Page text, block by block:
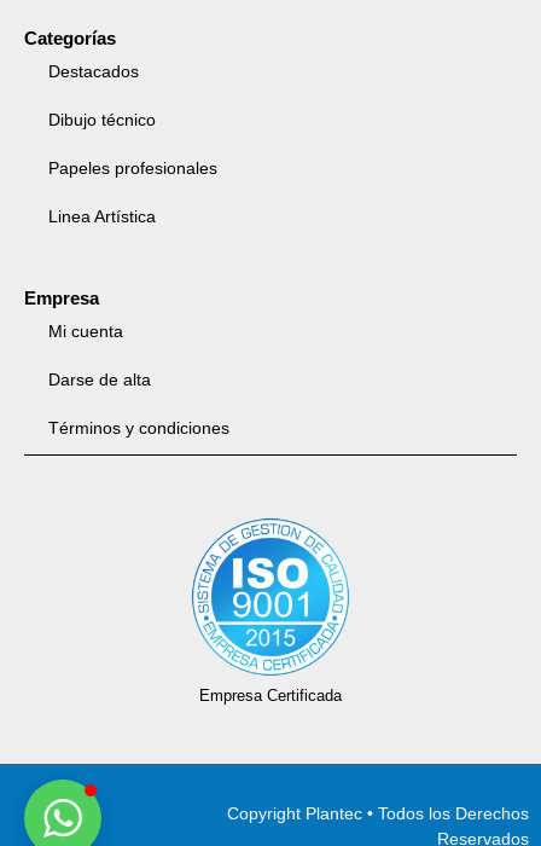
Categorías
Destacados
Dibujo técnico
Papeles profesionales
Linea Artística
Empresa
Mi cuenta
Darse de alta
Términos y condiciones
Empresa Certificada
Copyright Plantec • Todos los Derechos
Reservados